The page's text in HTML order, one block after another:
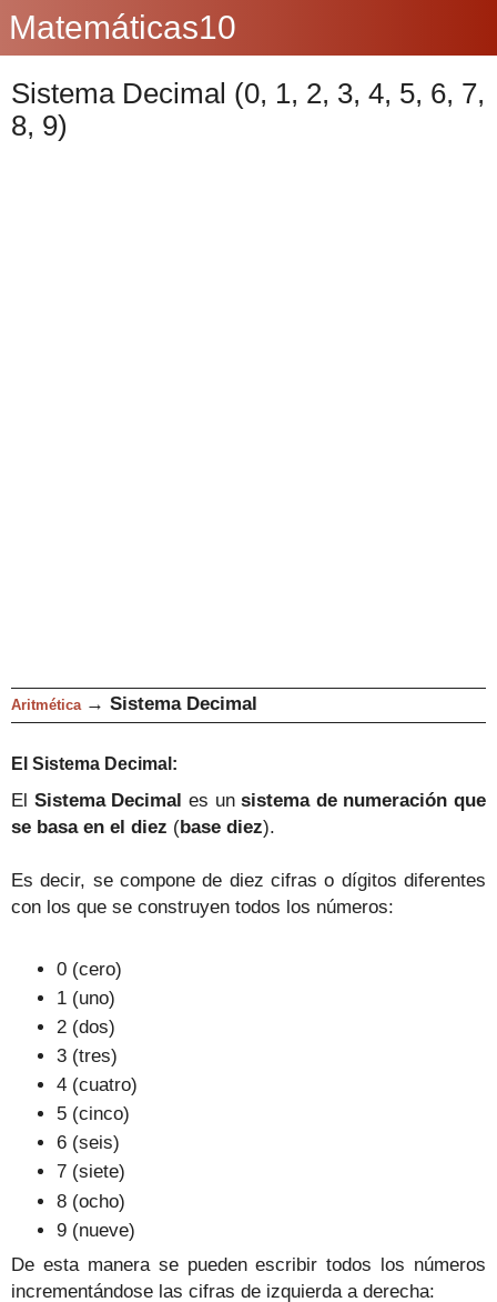
Matemáticas10
Sistema Decimal (0, 1, 2, 3, 4, 5, 6, 7,
8, 9)
Aritmética → Sistema Decimal
El Sistema Decimal:
El Sistema Decimal es unsistema de numeración que
se basa en el diez (base diez).
Es decir, se compone de diez cifras o dígitos diferentes
con los que se construyen todos los números:
0 (cero)
1 (uno)
2 (dos)
3 (tres)
4 (cuatro)
5 (cinco)
6 (seis)
7 (siete)
8 (ocho)
9 (nueve)
De esta manera se pueden escribir todos los números
incrementándose las cifras de izquierda a derecha: